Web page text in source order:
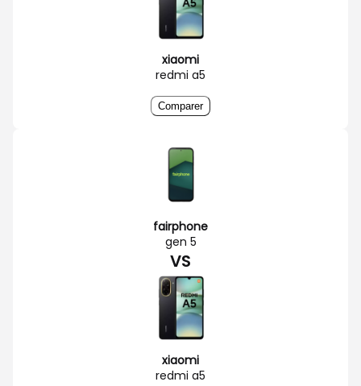
xiaomi
redmi a5
Comparer
fairphone
gen 5
VS
xiaomi
redmi a5